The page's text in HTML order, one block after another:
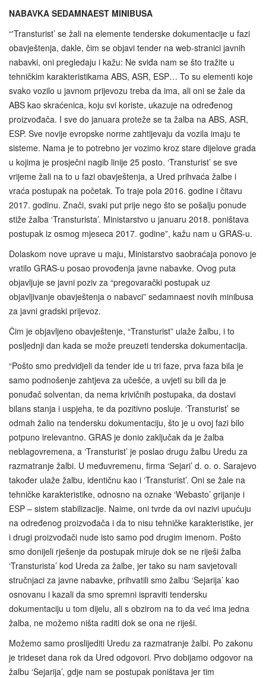
NABAVKA SEDAMNAEST MINIBUSA
“'Transturist’ se žali na elemente tenderske dokumentacije u fazi
obavještenja, dakle, čim se objavi tender na web-stranici javnih
nabavki, oni pregledaju i kažu: Ne sviđa nam se što tražite u
tehničkim karakteristikama ABS, ASR, ESP… To su elementi koje
svako vozilo u javnom prijevozu treba da ima, ali oni se žale da
ABS kao skraćenica, koju svi koriste, ukazuje na određenog
proizvođača. I sve do januara proteže se ta žalba na ABS, ASR,
ESP. Sve novije evropske norme zahtijevaju da vozila imaju te
sisteme. Nama je to potrebno jer vozimo kroz stare dijelove grada
u kojima je prosječni nagib linije 25 posto. ‘Transturist’ se sve
vrijeme žali na to u fazi obavještenja, a Ured prihvaća žalbe i
vraća postupak na početak. To traje pola 2016. godine i čitavu
2017. godinu. Znači, svaki put prije nego što se pošalju ponude
stiže žalba ‘Transturista’. Ministarstvo u januaru 2018. poništava
postupak iz osmog mjeseca 2017. godine”, kažu nam u GRAS-u.
Dolaskom nove uprave u maju, Ministarstvo saobraćaja ponovo je
vratilo GRAS-u posao provođenja javne nabavke. Ovog puta
objavljuje se javni poziv za “pregovarački postupak uz
objavljivanje obavještenja o nabavci” sedamnaest novih minibusa
za javni gradski prijevoz.
Čim je objavljeno obavještenje, “Transturist” ulaže žalbu, i to
posljednji dan kada se može preuzeti tenderska dokumentacija.
“Pošto smo predvidjeli da tender ide u tri faze, prva faza bila je
samo podnošenje zahtjeva za učešće, a uvjeti su bili da je
ponuđač solventan, da nema krivičnih postupaka, da dostavi
bilans stanja i uspjeha, te da pozitivno posluje. ‘Transturist’ se
odmah žalio na tendersku dokumentaciju, što je u ovoj fazi bilo
potpuno irelevantno. GRAS je donio zaključak da je žalba
neblagovremena, a ‘Transturist’ je poslao drugu žalbu Uredu za
razmatranje žalbi. U međuvremenu, firma ‘Sejari’ d. o. o. Sarajevo
također ulaže žalbu, identičnu kao i ‘Transturist’. Oni se žale na
tehničke karakteristike, odnosno na oznake ‘Webasto’ grijanje i
ESP – sistem stabilizacije. Naime, oni tvrde da ovi nazivi upućuju
na određenog proizvođača i da to nisu tehničke karakteristike, jer
i drugi proizvođači nude isto samo pod drugim imenom. Pošto
smo donijeli rješenje da postupak miruje dok se ne riješi žalba
‘Transturista’ kod Ureda za žalbe, jer tako su nam savjetovali
stručnjaci za javne nabavke, prihvatili smo žalbu ‘Sejarija’ kao
osnovanu i kazali da smo spremni ispraviti tendersku
dokumentaciju u tom dijelu, ali s obzirom na to da već ima jedna
žalba, ne možemo ništa raditi dok se ona ne riješi.
Možemo samo proslijediti Uredu za razmatranje žalbi. Po zakonu
je trideset dana rok da Ured odgovori. Prvo dobijamo odgovor na
žalbu ‘Sejarija’, gdje nam se postupak poništava jer tim